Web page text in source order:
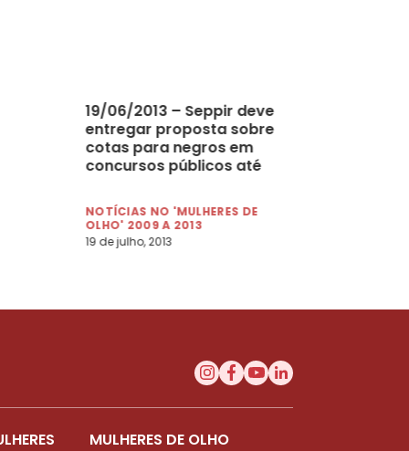
19/06/2013 – Seppir deve
entregar proposta sobre
cotas para negros em
concursos públicos até
NOTÍCIAS NO 'MULHERES DE
OLHO' 2009 A 2013
19 de julho, 2013
MULHERES DE OLHO